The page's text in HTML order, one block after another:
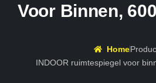
Voor Binnen,
Home
INDOOR ruimtespiegel voor